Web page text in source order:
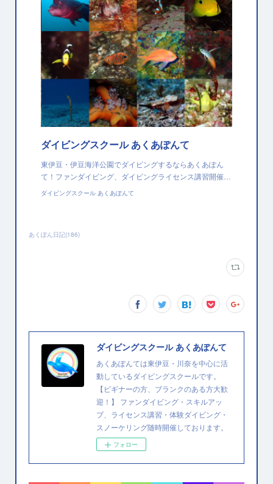
ダイビングスクール あくあぽんて
東伊豆・伊豆海洋公園でダイビングするならあくあぽん
て！ファンダイビング、ダイビングライセンス講習開催…
ダイビングスクール あくあぽんて
あくぽん日記(186)
ダイビングスクール あくあぽんて
あくあぽんては東伊豆・川奈を中心に活
動しているダイビングスクールです。
【ビギナーの方、ブランクのある方大歓
迎！】 ファンダイビング・スキルアッ
プ、ライセンス講習・体験ダイビング・
スノーケリング随時開催しております。
フォロー